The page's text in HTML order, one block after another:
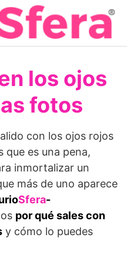
los ojos
fotos
con los ojos rojos
que es una pena,
inmortalizar un
más de uno aparece
Sfera-
por qué sales con
y cómo lo puedes